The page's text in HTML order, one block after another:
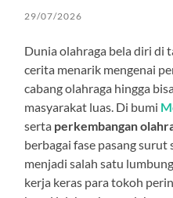
29/07/2026
Dunia olahraga bela diri di
cerita menarik mengenai
cabang olahraga hingga
masyarakat luas. Di bumi
serta perkembangan
berbagai fase pasang
menjadi salah satu
kerja keras para tokoh